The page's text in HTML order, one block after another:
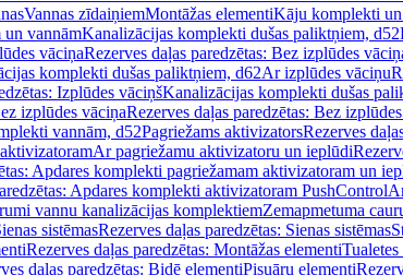
Vannas zīdaiņiemMontāžas elementiKāju komplekti un
un vannāmKanalizācijas komplekti dušas paliktņiem, d52
vāciņaRezerves daļas paredzētas: Bez izplūdes
komplekti dušas paliktņiem, d62Ar izplūdes vāciņu
Izplūdes vāciņšKanalizācijas komplekti dušas
izplūdes vāciņaRezerves daļas paredzētas: Bez
vannām, d52Pagriežams aktivizatorsRezerves
Ar pagriežamu aktivizatoru un ieplūdi
Apdares komplekti pagriežamam aktivizatoram un
Apdares komplekti aktivizatoram PushControl
vannu kanalizācijas komplektiemZemapmetuma
sistēmasRezerves daļas paredzētas: Sienas sistēmas
Rezerves daļas paredzētas: Montāžas elementi
daļas paredzētas: Bidē elementiPisuāru elementi